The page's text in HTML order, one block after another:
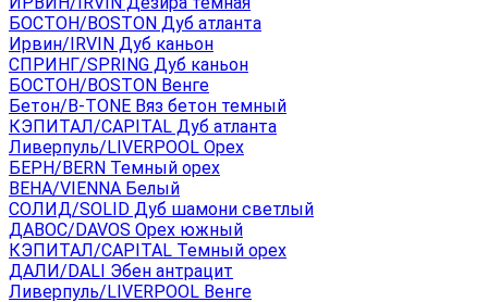
БОСТОН/BOSTON Дуб атланта
Ирвин/IRVIN Дуб каньон
СПРИНГ/SPRING Дуб каньон
БОСТОН/BOSTON Венге
Бетон/B-TONE Вяз бетон темный
КЭПИТАЛ/CAPITAL Дуб атланта
Ливерпуль/LIVERPOOL Орех
БЕРН/BERN Темный орех
ВЕНА/VIENNA Белый
СОЛИД/SOLID Дуб шамони светлый
ДАВОС/DAVOS Орех южный
КЭПИТАЛ/CAPITAL Темный орех
ДАЛИ/DALI Эбен антрацит
Ливерпуль/LIVERPOOL Венге